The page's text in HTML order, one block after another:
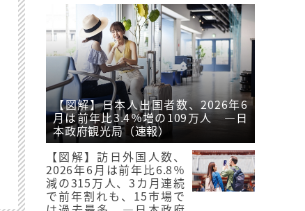
【図解】日本人出国者数、2026年6
月は前年比3.4％増の109万人 ―日
本政府観光局（速報）
【図解】訪日外国人数、
2026年6月は前年比6.8％
減の315万人、3カ月連続
で前年割れも、15市場で